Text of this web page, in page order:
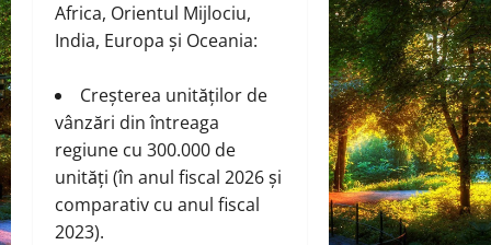
Africa, Orientul Mijlociu,
India, Europa și Oceania:
Creșterea unităților de
vânzări din întreaga
regiune cu 300.000 de
unități (în anul fiscal 2026 și
comparativ cu anul fiscal
2023).